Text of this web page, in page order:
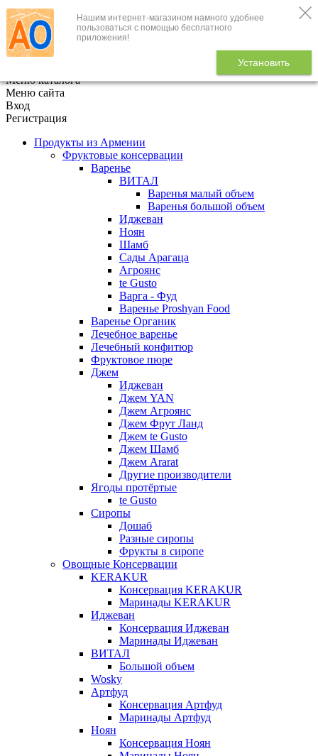
Нашим интернет-магазином намного удобнее
пользоваться с помощью бесплатного
приложения!
Установить
+7 (495) 646-888-1
В корзине
Меню каталога
Меню сайта
Вход
Регистрация
Продукты из Армении
Фруктовые консервации
Варенье
ВИТАЛ
Варенья малый объем
Варенья большой объем
Иджеван
Ноян
Шамб
Сады Арагаца
Агроянс
te Gusto
Варга - Фуд
Варенье Proshyan Food
Варенье Органик
Лечебное варенье
Лечебный конфитюр
Фруктовое пюре
Джем
Иджеван
Джем YAN
Джем Агроянс
Джем Фрут Ланд
Джем te Gusto
Джем Шамб
Джем Ararat
Другие производители
Ягоды протёртые
te Gusto
Сиропы
Дошаб
Разные сиропы
Фрукты в сиропе
Овощные Консервации
KERAKUR
Консервация KERAKUR
Маринады KERAKUR
Иджеван
Консервация Иджеван
Маринады Иджеван
ВИТАЛ
Большой объем
Wosky
Артфуд
Консервация Артфуд
Маринады Артфуд
Ноян
Консервация Ноян